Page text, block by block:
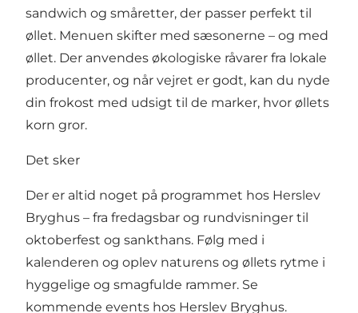
sandwich og småretter, der passer perfekt til
øllet. Menuen skifter med sæsonerne – og med
øllet. Der anvendes økologiske råvarer fra lokale
producenter, og når vejret er godt, kan du nyde
din frokost med udsigt til de marker, hvor øllets
korn gror.
Det sker
Der er altid noget på programmet hos Herslev
Bryghus – fra fredagsbar og rundvisninger til
oktoberfest og sankthans. Følg med i
kalenderen og oplev naturens og øllets rytme i
hyggelige og smagfulde rammer. Se
kommende events hos Herslev Bryghus.